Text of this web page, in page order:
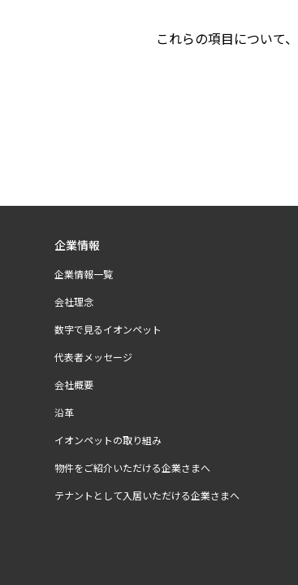
これらの項目について
企業情報
企業情報一覧
会社理念
数字で見るイオンペット
代表者メッセージ
会社概要
沿革
イオンペットの取り組み
物件をご紹介いただける企業さまへ
テナントとして入居いただける企業さまへ